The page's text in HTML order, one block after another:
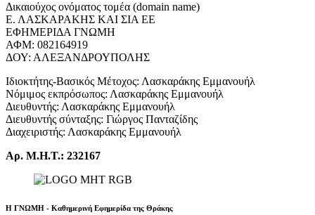
Δικαιούχος ονόματος τομέα (domain name)
Ε. ΛΑΣΚΑΡΑΚΗΣ ΚΑΙ ΣΙΑ ΕΕ
ΕΦΗΜΕΡΙΔΑ ΓΝΩΜΗ
ΑΦΜ: 082164919
ΔΟΥ: ΑΛΕΞΑΝΔΡΟΥΠΟΛΗΣ
Ιδιοκτήτης-Βασικός Μέτοχος: Λασκαράκης Εμμανουήλ
Νόμιμος εκπρόσωπος: Λασκαράκης Εμμανουήλ
Διευθυντής: Λασκαράκης Εμμανουήλ
Διευθυντής σύνταξης: Γιώργος Πανταζίδης
Διαχειριστής: Λασκαράκης Εμμανουήλ
Αρ. Μ.Η.Τ.: 232167
Η ΓΝΩΜΗ - Καθημερινή Εφημερίδα της Θράκης